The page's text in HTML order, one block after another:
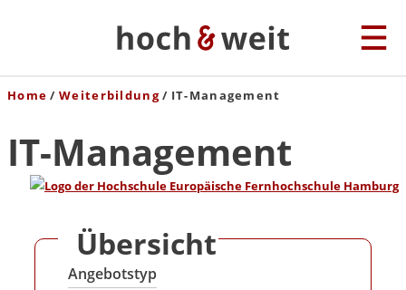
Home Weiterbildung IT-Management
IT-Management
Übersicht
Angebotstyp